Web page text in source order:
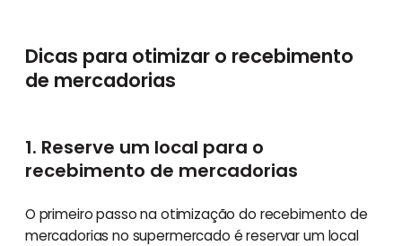
Dicas para otimizar o recebimento
de mercadorias
1. Reserve um local para o
recebimento de mercadorias
O primeiro passo na otimização do recebimento de
mercadorias no supermercado é reservar um local